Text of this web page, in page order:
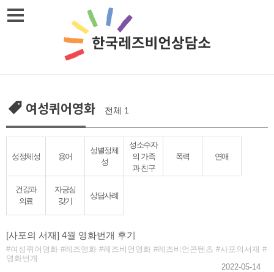
Skip
여성퀴어영화 전체 1
성정체성 용어
성별정체
성
성소수자
의 가족
과 친구
폭력 연애
건강과
의료
자긍심
갖기
상담사례
[사포의 서재] 4월 영화번개 후기
여성퀴어영화 레즈영화 레즈비언영화 레즈비언콘텐츠
사포의서재
영화번개
2022-05-14